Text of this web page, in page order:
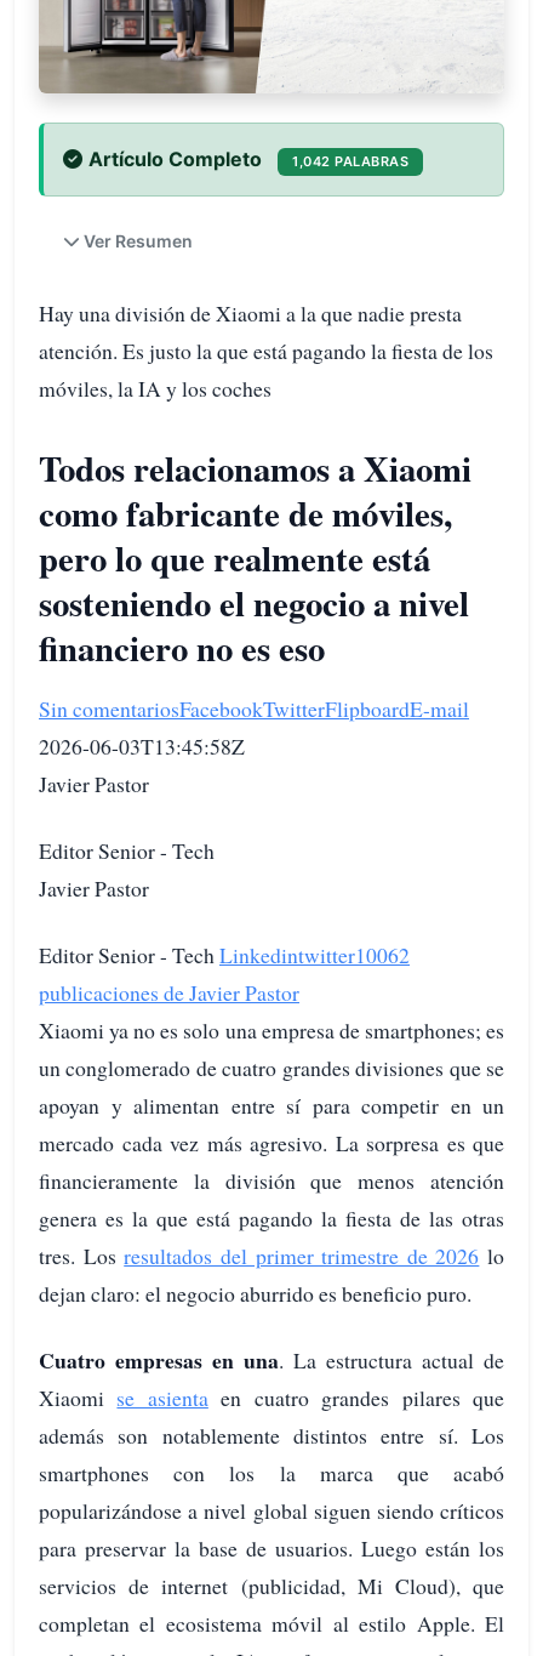
Artículo Completo 1,042 PALABRAS
Ver Resumen
Hay una división de Xiaomi a la que nadie presta
atención. Es justo la que está pagando la fiesta de los
móviles, la IA y los coches
Todos relacionamos a Xiaomi
como fabricante de móviles,
pero lo que realmente está
sosteniendo el negocio a nivel
financiero no es eso
Sin comentariosFacebookTwitterFlipboardE-mail
2026-06-03T13:45:58Z
Javier Pastor
Editor Senior - Tech
Javier Pastor
Editor Senior - TechLinkedintwitter10062
publicaciones de Javier Pastor
Xiaomi ya no es solo una empresa de smartphones; es
un conglomerado de cuatro grandes divisiones que se
apoyan y alimentan entre sí para competir en un
mercado cada vez más agresivo. La sorpresa es que
financieramente la división que menos atención
genera es la que está pagando la fiesta de las otras
tres. Losresultados del primer trimestre de 2026 lo
dejan claro: el negocio aburrido es beneficio puro.
Cuatro empresas en una. La estructura actual de
Xiaomi se asientaen cuatro grandes pilares que
además son notablemente distintos entre sí. Los
smartphones con los la marca que acabó
popularizándose a nivel global siguen siendo críticos
para preservar la base de usuarios. Luego están los
servicios de internet (publicidad, Mi Cloud), que
completan el ecosistema móvil al estilo Apple. El